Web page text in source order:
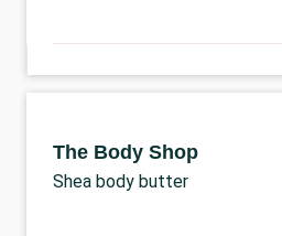
The Body Shop
Shea body butter